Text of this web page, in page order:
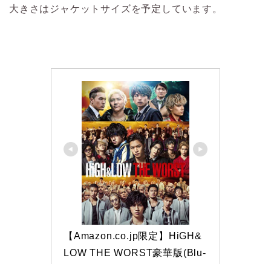
大きさはジャケットサイズを予定しています。
【Amazon.co.jp限定】HiGH&
LOW THE WORST豪華版(Blu-